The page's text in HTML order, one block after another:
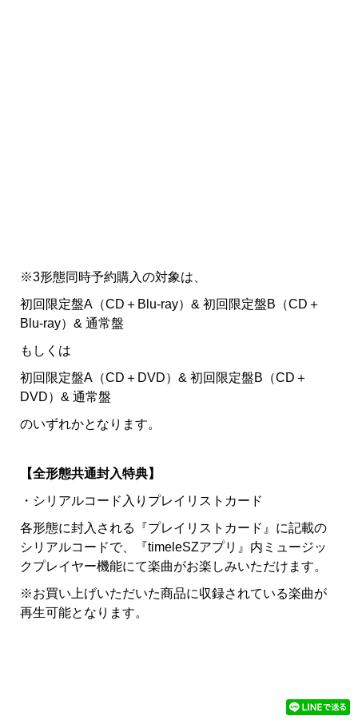
※3形態同時予約購入の対象は、
初回限定盤A（CD＋Blu-ray）& 初回限定盤B（CD＋
Blu-ray）& 通常盤
もしくは
初回限定盤A（CD＋DVD）& 初回限定盤B（CD＋
DVD）& 通常盤
のいずれかとなります。
【全形態共通封入特典】
・シリアルコード入りプレイリストカード
各形態に封入される『プレイリストカード』に記載の
シリアルコードで、『timeleSZアプリ』内ミュージッ
クプレイヤー機能にて楽曲がお楽しみいただけます。
※お買い上げいただいた商品に収録されている楽曲が
再生可能となります。